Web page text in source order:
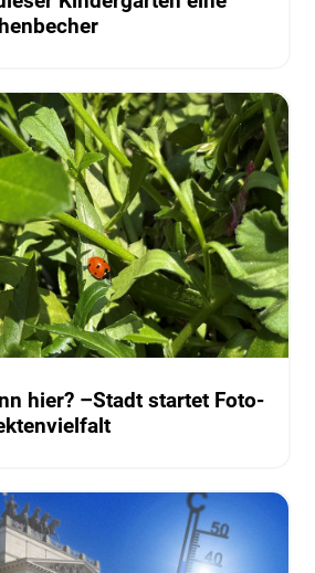
hier? –Stadt startet Foto-